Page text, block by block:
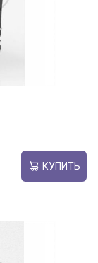
КУПИТЬ